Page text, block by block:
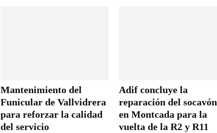
Mantenimiento del
Funicular de Vallvidrera
para reforzar la calidad
del servicio
Adif concluye la
reparación del socavón
en Montcada para la
vuelta de la R2 y R11